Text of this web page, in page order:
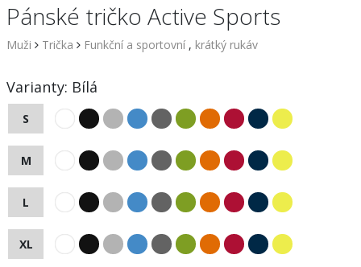
Pánské tričko Active Sports
Muži Trička Funkční a sportovní , krátký rukáv
Varianty: Bílá
S
M
L
XL